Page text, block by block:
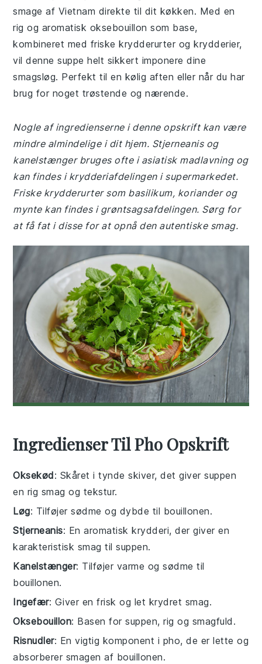
smage af Vietnam direkte til dit køkken. Med en
rig og aromatisk oksebouillon som base,
kombineret med friske krydderurter og krydderier,
vil denne suppe helt sikkert imponere dine
smagsløg. Perfekt til en kølig aften eller når du har
brug for noget trøstende og nærende.
Nogle af ingredienserne i denne opskrift kan være
mindre almindelige i dit hjem. Stjerneanis og
kanelstænger bruges ofte i asiatisk madlavning og
kan findes i krydderiafdelingen i supermarkedet.
Friske krydderurter som basilikum, koriander og
mynte kan findes i grøntsagsafdelingen. Sørg for
at få fat i disse for at opnå den autentiske smag.
Ingredienser Til Pho Opskrift
Oksekød: Skåret i tynde skiver, det giver suppen
en rig smag og tekstur.
Løg: Tilføjer sødme og dybde til bouillonen.
Stjerneanis: En aromatisk krydderi, der giver en
karakteristisk smag til suppen.
Kanelstænger: Tilføjer varme og sødme til
bouillonen.
Ingefær: Giver en frisk og let krydret smag.
Oksebouillon: Basen for suppen, rig og smagfuld.
Risnudler: En vigtig komponent i pho, de er lette og
absorberer smagen af bouillonen.